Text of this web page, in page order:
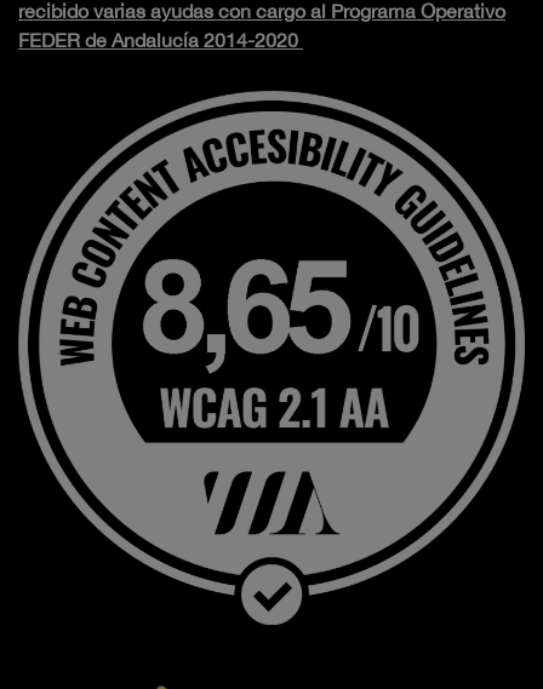
recibido varias ayudas con cargo al Programa Operativo
FEDER de Andalucía 2014-2020